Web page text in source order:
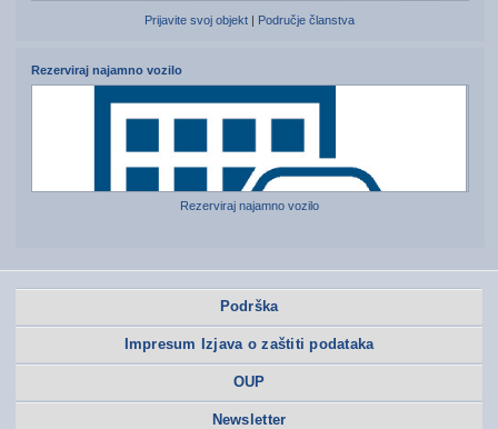
Prijavite svoj objekt Područje članstva
Rezerviraj najamno vozilo
Rezerviraj najamno vozilo
Podrška
Impresum Izjava o zaštiti podataka
OUP
Newsletter